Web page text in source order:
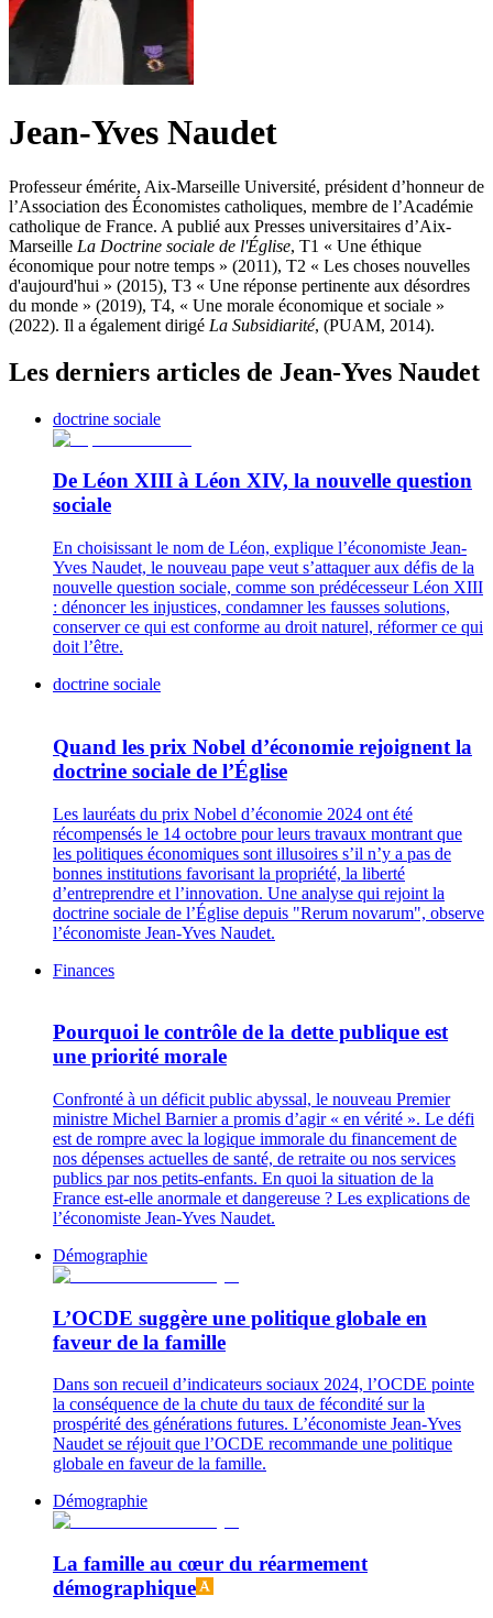
Jean-Yves Naudet
Professeur émérite, Aix-Marseille Université, président d’honneur de
l’Association des Économistes catholiques, membre de l’Académie
catholique de France. A publié aux Presses universitaires d’Aix-
Marseille La Doctrine sociale de l'Église, T1 « Une éthique
économique pour notre temps » (2011), T2 « Les choses nouvelles
d'aujourd'hui » (2015), T3 « Une réponse pertinente aux désordres
du monde » (2019), T4, « Une morale économique et sociale »
(2022). Il a également dirigé La Subsidiarité, (PUAM, 2014).
Les derniers articles de Jean-Yves Naudet
doctrine sociale
De Léon XIII à Léon XIV, la nouvelle question
sociale
En choisissant le nom de Léon, explique l’économiste Jean-
Yves Naudet, le nouveau pape veut s’attaquer aux défis de la
nouvelle question sociale, comme son prédécesseur Léon XIII
: dénoncer les injustices, condamner les fausses solutions,
conserver ce qui est conforme au droit naturel, réformer ce qui
doit l’être.
doctrine sociale
Quand les prix Nobel d’économie rejoignent la
doctrine sociale de l’Église
Les lauréats du prix Nobel d’économie 2024 ont été
récompensés le 14 octobre pour leurs travaux montrant que
les politiques économiques sont illusoires s’il n’y a pas de
bonnes institutions favorisant la propriété, la liberté
d’entreprendre et l’innovation. Une analyse qui rejoint la
doctrine sociale de l’Église depuis "Rerum novarum", observe
l’économiste Jean-Yves Naudet.
Finances
Pourquoi le contrôle de la dette publique est
une priorité morale
Confronté à un déficit public abyssal, le nouveau Premier
ministre Michel Barnier a promis d’agir « en vérité ». Le défi
est de rompre avec la logique immorale du financement de
nos dépenses actuelles de santé, de retraite ou nos services
publics par nos petits-enfants. En quoi la situation de la
France est-elle anormale et dangereuse ? Les explications de
l’économiste Jean-Yves Naudet.
Démographie
L’OCDE suggère une politique globale en
faveur de la famille
Dans son recueil d’indicateurs sociaux 2024, l’OCDE pointe
la conséquence de la chute du taux de fécondité sur la
prospérité des générations futures. L’économiste Jean-Yves
Naudet se réjouit que l’OCDE recommande une politique
globale en faveur de la famille.
Démographie
La famille au cœur du réarmement
démographique